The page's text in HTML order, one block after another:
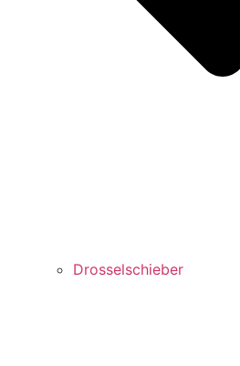
Drosselschieber